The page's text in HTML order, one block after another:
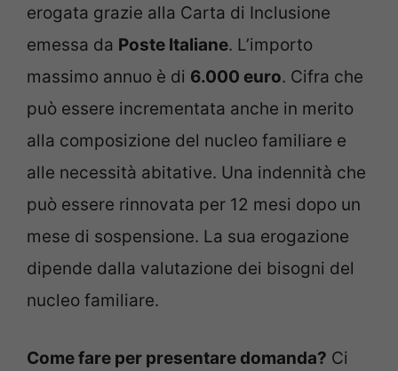
erogata grazie alla Carta di Inclusione
emessa da Poste Italiane. L’importo
massimo annuo è di 6.000 euro. Cifra che
può essere incrementata anche in merito
alla composizione del nucleo familiare e
alle necessità abitative. Una indennità che
può essere rinnovata per 12 mesi dopo un
mese di sospensione. La sua erogazione
dipende dalla valutazione dei bisogni del
nucleo familiare.
Come fare per presentare domanda? Ci